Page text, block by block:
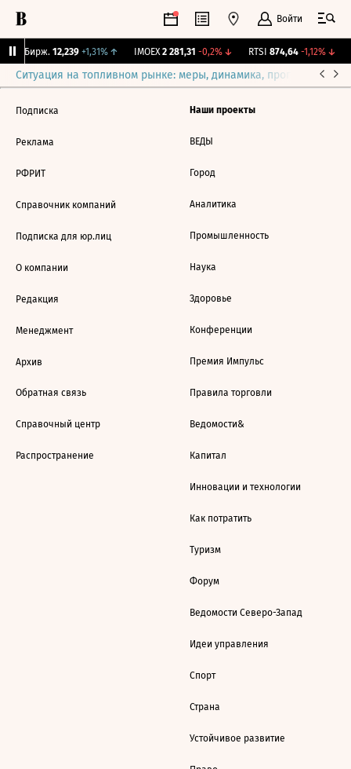
Войти
CNY Бирж. 12,239 +1,31%↑ IMOEX 2 281,31 -0,2%↓ RTSI 874,64 -1,12%↓
Ситуация на топливном рынке: меры, динамика, прогнозы
Подписка
Реклама
РФРИТ
Справочник компаний
Подписка для юр.лиц
О компании
Редакция
Менеджмент
Архив
Обратная связь
Справочный центр
Распространение
Наши проекты
ВЕДЫ
Город
Аналитика
Промышленность
Наука
Здоровье
Конференции
Премия Импульс
Правила торговли
Ведомости&
Капитал
Инновации и технологии
Как потратить
Туризм
Форум
Ведомости Северо-Запад
Идеи управления
Спорт
Страна
Устойчивое развитие